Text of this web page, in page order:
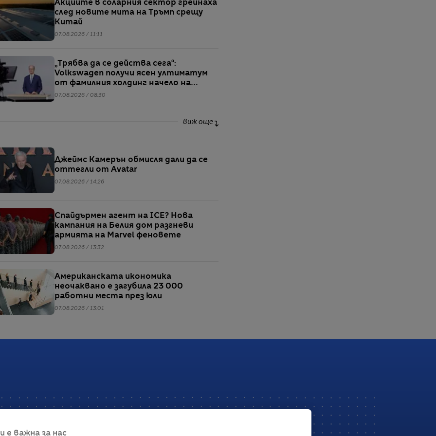
Акциите в соларния сектор грейнаха
след новите мита на Тръмп срещу
Китай
07.08.2026 / 11:11
„Трябва да се действа сега“:
Volkswagen получи ясен ултиматум
от фамилния холдинг начело на
групата
07.08.2026 / 08:30
виж още
Джеймс Камерън обмисля дали да се
оттегли от Avatar
07.08.2026 / 14:26
Спайдърмен агент на ICE? Нова
кампания на Белия дом разгневи
армията на Marvel феновете
07.08.2026 / 13:32
Американската икономика
неочаквано е загубила 23 000
работни места през юли
07.08.2026 / 13:01
е важна за нас